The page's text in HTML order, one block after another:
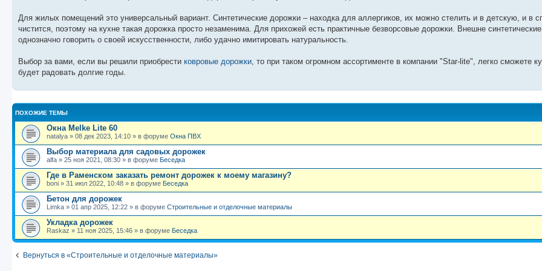
Для жилых помещений это универсальный вариант. Синтетические дорожки – находка для аллергиков, их можно стелить и в детскую, и в
чистится, поэтому на кухне такая дорожка просто незаменима. Для прихожей есть практичные безворсовые дорожки. Внешне
однозначно говорить о своей искусственности, либо удачно имитировать натуральность.
Выбор за вами, если вы решили приобрести ковровые дорожки , то при таком огромном ассортименте в компании "Star-lite", легко сможете
будет радовать долгие годы.
ПОХОЖИЕ ТЕМЫ
Окна Melke Lite 60
natalya » 08 дек 2023, 14:10 » в форуме Окна ПВХ
Выбор материала для садовых дорожек
alfa » 25 ноя 2021, 08:30 » в форуме Беседка
Где в Раменском заказать ремонт дорожек к моему магазину?
boni » 31 июл 2022, 10:48 » в форуме Беседка
Бетон для дорожек
Limka » 01 апр 2025, 12:22 » в форуме Строительные и отделочные материалы
Укладка дорожек
Raskaz » 11 ноя 2025, 15:46 » в форуме Беседка
Вернуться в «Строительные и отделочные материалы»